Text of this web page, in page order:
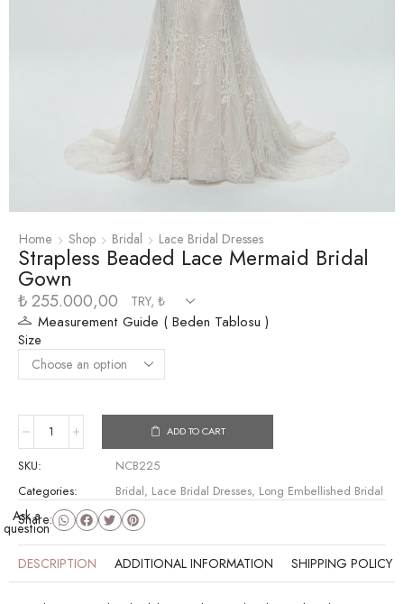
Home Shop Bridal Lace Bridal Dresses
Strapless Beaded Lace Mermaid Bridal
Gown
₺255.000,00
Measurement Guide ( Beden Tablosu )
Size
ADD TO CART
SKU:
NCB225
Categories:
Bridal, Lace Bridal Dresses, Long Embellished Bridal
Ask a
question
Share:
DESCRIPTION ADDITIONAL INFORMATION SHIPPING POLICY